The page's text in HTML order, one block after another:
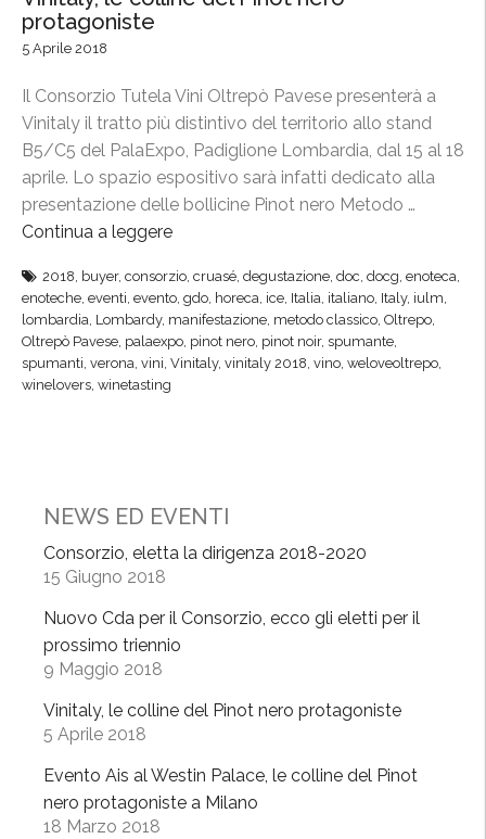
protagoniste
5 Aprile 2018
Il Consorzio Tutela Vini Oltrepò Pavese presenterà a
Vinitaly il tratto più distintivo del territorio allo stand
B5/C5 del PalaExpo, Padiglione Lombardia, dal 15 al 18
aprile. Lo spazio espositivo sarà infatti dedicato alla
presentazione delle bollicine Pinot nero Metodo …
Continua a leggere
i
n
i
t
l
e
c
l
l
e
e
l
2018, buyer, consorzio, cruasé, degustazione, doc, docg, enoteca,
enoteche, eventi, evento, gdo, horeca, ice, Italia, italiano, Italy, iulm,
lombardia, Lombardy, manifestazione, metodo classico, Oltrepo,
Oltrepò Pavese, palaexpo, pinot nero, pinot noir, spumante,
spumanti, verona, vini, Vinitaly, vinitaly 2018, vino, weloveoltrepo,
winelovers, winetasting
NEWS ED EVENTI
Consorzio, eletta la dirigenza 2018-2020
15 Giugno 2018
Nuovo Cda per il Consorzio, ecco gli eletti per il
prossimo triennio
9 Maggio 2018
Vinitaly, le colline del Pinot nero protagoniste
5 Aprile 2018
Evento Ais al Westin Palace, le colline del Pinot
nero protagoniste a Milano
18 Marzo 2018